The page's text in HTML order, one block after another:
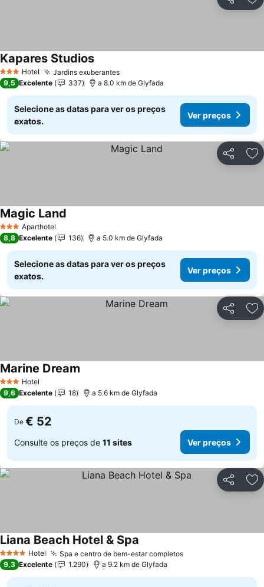
Partilhar
3 EstrelasHotel Jardins exuberantesVer preços
Kapares StudiosVer preços
9,5 Excelente 337 a 8.0 km de Glyfada
Selecione as datas para ver os preços
exatos.
Ver preços
Partilhar
3 EstrelasAparthotel
Magic Land
8,8 Excelente 136 a 5.0 km de Glyfada
Selecione as datas para ver os preços
exatos.
Ver preços
Partilhar
3 EstrelasHotel
Marine Dream
9,6 Excelente 18 a 5.6 km de Glyfada
De € 52
Consulte os preços de 11 sites Ver preços
Partilhar
4 EstrelasHotel Spa e centro de bem-estar completosVer preços
Liana Beach Hotel & Spa
9,3 Excelente 1.290 a 9.2 km de Glyfada